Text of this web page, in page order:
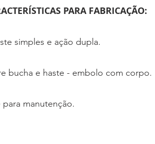
PARA FABRICAÇÃO:
simples e ação dupla.
bucha e haste - embolo com corpo.
manutenção.